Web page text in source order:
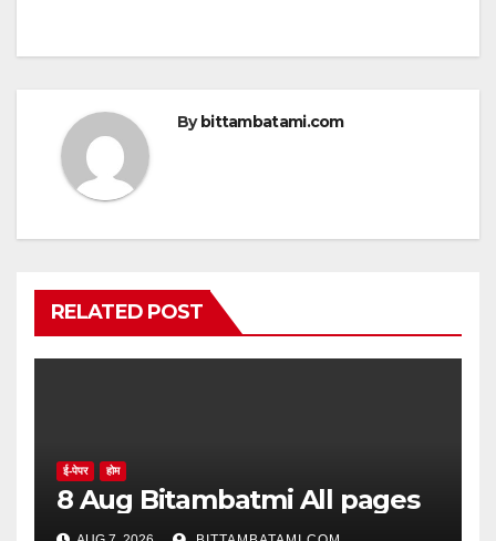
By bittambatami.com
RELATED POST
ई-पेपर होम
8 Aug Bitambatmi All pages